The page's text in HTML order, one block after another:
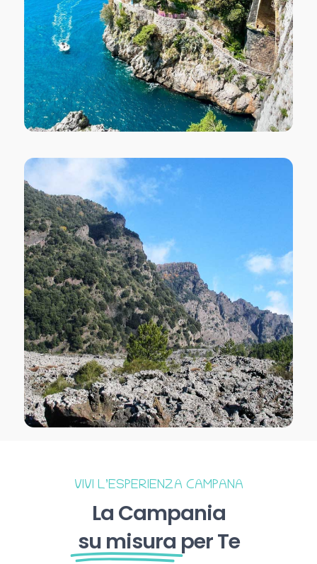
VIVI L’ESPERIENZA CAMPANA
La Campania
su misura per Te